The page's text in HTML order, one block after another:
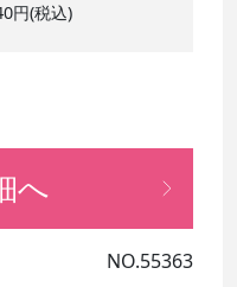
円(税込)
へ
NO.55363